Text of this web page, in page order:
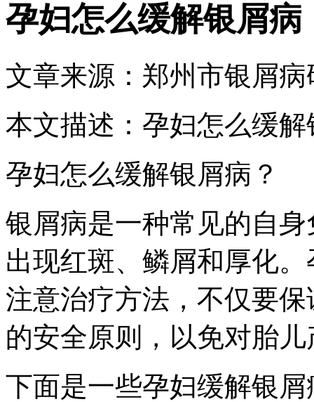
孕妇怎么缓解银屑病
文章来源：郑州市银屑病
本文描述：孕妇怎么缓解
孕妇怎么缓解银屑病？
银屑病是一种常见的自
出现红斑、鳞屑和厚化
注意治疗方法，不仅要
的安全原则，以免对胎
下面是一些孕妇缓解银